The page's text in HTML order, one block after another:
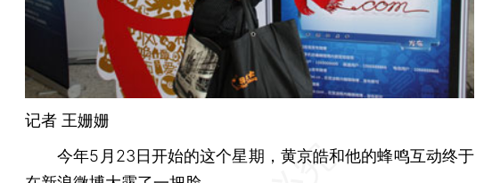
记者 王姗姗
今年5月23日开始的这个星期，黄京皓和他的蜂鸣互动终于